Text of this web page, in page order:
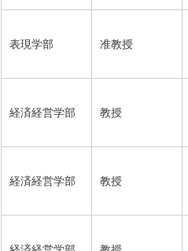
表現学部 准教授
経済経営学部 教授
経済経営学部 教授